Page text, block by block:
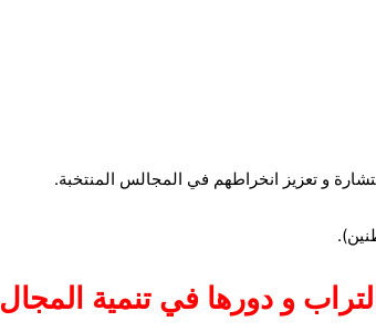
و تعزيز انخراطهم في المجالس المنتخبة.
ب و دورها في تنمية المجال